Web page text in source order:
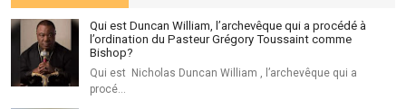
Qui est Duncan William, l’archevêque qui a procédé à
l’ordination du Pasteur Grégory Toussaint comme
Bishop?
Qui est Nicholas Duncan William , l’archevêque qui a
procé…